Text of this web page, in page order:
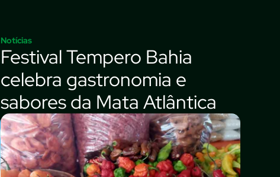
Notícias
Festival Tempero Bahia
celebra gastronomia e
sabores da Mata Atlântica